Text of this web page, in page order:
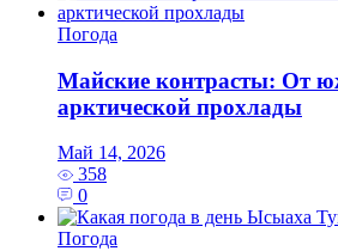
Погода
Майские контрасты: От
арктической прохлады
Май 14, 2026
358
0
Погода